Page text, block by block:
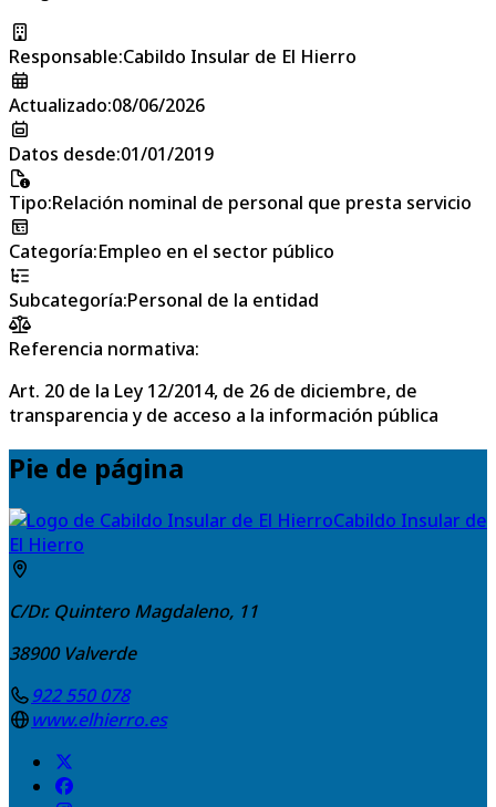
Responsable:Cabildo Insular de El Hierro
Actualizado:08/06/2026
Datos desde:01/01/2019
Tipo:Relación nominal de personal que presta servicio
Categoría:Empleo en el sector público
Subcategoría:Personal de la entidad
Referencia normativa:
Art. 20 de la Ley 12/2014, de 26 de diciembre, de
transparencia y de acceso a la información pública
Pie de página
Cabildo Insular de
El Hierro
C/Dr. Quintero Magdaleno, 11
38900 Valverde
922 550 078
www.elhierro.es